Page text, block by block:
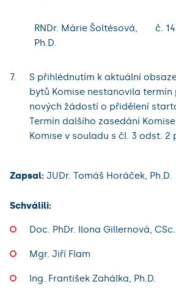
RNDr. Márie Šoltésová,
Ph.D.
č.
S přihlédnutím k aktuální
bytů Komise nestanovila
nových žádostí o přidělení
Termín dalšího zasedání
Komise v souladu s čl. 3 odst. 2
Zapsal: JUDr. Tomáš Horáček, Ph.D.
Schválili:
Doc. PhDr. Ilona Gillernová, CSc.
Mgr. Jiří Flam
Ing. František Zahálka, Ph.D.